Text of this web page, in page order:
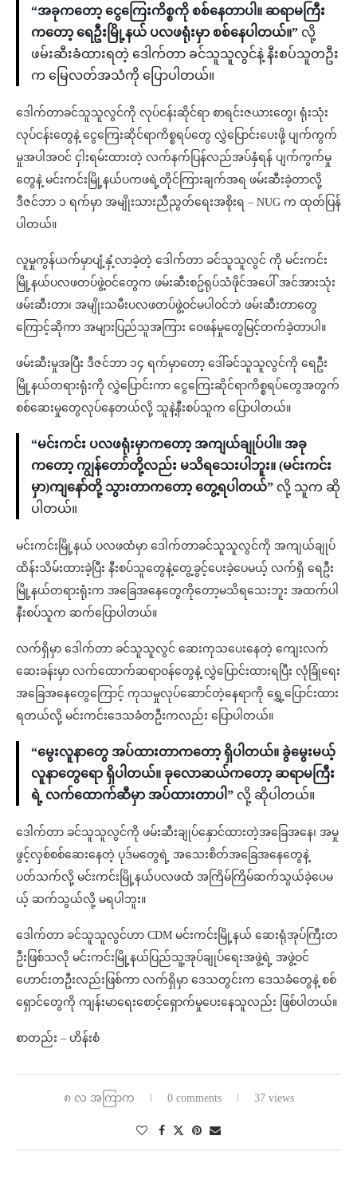
“အခုကတော့ ငွေကြေးကိစ္စကို စစ်နေတာပါ။ ဆရာမကြီး
ကတော့ ရေဦးမြို့နယ် ပလဖရုံးမှာ စစ်နေပါတယ်။” လို့
ဖမ်းဆီးခံထားရတဲ့ ဒေါက်တာ ခင်သူသူလွင်နဲ့ နီးစပ်သူတဦး
က မြေလတ်အသံကို ပြောပါတယ်။
ဒေါက်တာခင်သူသူလွင်ကို လုပ်ငန်းဆိုင်ရာ စာရင်းဇယားတွေ၊ ရုံးသုံး
လုပ်ငန်းတွေနဲ့ ငွေကြေးဆိုင်ရာကိစ္စရပ်တွေ လွှဲပြောင်းပေးဖို့ ပျက်ကွက်
မှုအပါအဝင် ငှါးရမ်းထားတဲ့ လက်နက်ပြန်လည်အပ်နှံရန် ပျက်ကွက်မှု
တွေနဲ့ မင်းကင်းမြို့နယ်ပကဖရဲ့တိုင်ကြားချက်အရ ဖမ်းဆီးခဲ့တာလို့
ဒီဇင်ဘာ ၁ ရက်မှာ အမျိုးသားညီညွတ်ရေးအစိုးရ – NUG က ထုတ်ပြန်
ပါတယ်။
လူမှုကွန်ယက်မှာပျံ့နှံ့လာခဲ့တဲ့ ဒေါက်တာ ခင်သူသူလွင် ကို မင်းကင်း
မြို့နယ်ပလဖတပ်ဖွဲ့ဝင်တွေက ဖမ်းဆီးစဥ်ရုပ်သံဖိုင်အပေါ် အင်အားသုံး
ဖမ်းဆီးတာ၊ အမျိုးသမီးပလဖတပ်ဖွဲ့ဝင်မပါဝင်ဘဲ ဖမ်းဆီးတာတွေ
ကြောင့်ဆိုကာ အများပြည်သူအကြား ဝေဖန်မှုတွေမြင့်တက်ခဲ့တာပါ။
ဖမ်းဆီးမှုအပြီး ဒီဇင်ဘာ ၁၄ ရက်မှာတော့ ဒေါ်ခင်သူသူလွင်ကို ရေဦး
မြို့နယ်တရားရုံးကို လွှဲပြောင်းကာ ငွေကြေးဆိုင်ရာကိစ္စရပ်တွေအတွက်
စစ်ဆေးမှုတွေလုပ်နေတယ်လို့ သူနဲ့နီးစပ်သူက ပြောပါတယ်။
“မင်းကင်း ပလဖရုံးမှာကတော့ အကျယ်ချုပ်ပါ။ အခု
ကတော့ ကျွန်တော်တို့လည်း မသိရသေးပါဘူး။ (မင်းကင်း
မှာ)ကျနော်တို့ သွားတာကတော့ တွေ့ရပါတယ်” လို့ သူက ဆို
ပါတယ်။
မင်းကင်းမြို့နယ် ပလဖထံမှာ ဒေါက်တာခင်သူသူလွင်ကို အကျယ်ချုပ်
ထိန်းသိမ်းထားခဲ့ပြီး နီးစပ်သူတွေနဲ့တွေ့ခွင့်ပေးခဲ့ပေမယ့် လက်ရှိ ရေဦး
မြို့နယ်တရားရုံးက အခြေအနေတွေကိုတော့မသိရသေးဘူး အထက်ပါ
နီးစပ်သူက ဆက်ပြောပါတယ်။
လက်ရှိမှာ ဒေါက်တာ ခင်သူသူလွင် ဆေးကုသပေးနေတဲ့ ကျေးလက်
ဆေးခန်းမှာ လက်ထောက်ဆရာဝန်တွေနဲ့ လွှဲပြောင်းထားရပြီး လုံခြုံရေး
အခြေအနေတွေကြောင့် ကုသမှုလုပ်ဆောင်တဲ့နေရာကို ရွှေ့ပြောင်းထား
ရတယ်လို့ မင်းကင်းဒေသခံတဦးကလည်း ပြောပါတယ်။
“မွေးလူနာတွေ အပ်ထားတာကတော့ ရှိပါတယ်။ ခွဲမွေးမယ့်
လူနာတွေရော ရှိပါတယ်။ ခုလောဆယ်ကတော့ ဆရာမကြီး
ရဲ့ လက်ထောက်ဆီမှာ အပ်ထားတာပါ” လို့ ဆိုပါတယ်။
ဒေါက်တာ ခင်သူသူလွင်ကို ဖမ်းဆီးချုပ်နှောင်ထားတဲ့အခြေအနေ၊ အမှု
ဖွင့်လှစ်စစ်ဆေးနေတဲ့ ပုဒ်မတွေရဲ့ အသေးစိတ်အခြေအနေတွေနဲ့
ပတ်သက်လို့ မင်းကင်းမြို့နယ်ပလဖထံ အကြိမ်ကြိမ်ဆက်သွယ်ခဲ့ပေမ
ယ့် ဆက်သွယ်လို့ မရပါဘူး။
ဒေါက်တာ ခင်သူသူလွင်ဟာ CDM မင်းကင်းမြို့နယ် ဆေးရုံအုပ်ကြီးတ
ဦးဖြစ်သလို မင်းကင်းမြို့နယ်ပြည်သူ့အုပ်ချုပ်ရေးအဖွဲ့ရဲ့ အဖွဲ့ဝင်
ဟောင်းတဦးလည်းဖြစ်ကာ လက်ရှိမှာ ဒေသတွင်းက ဒေသခံတွေနဲ့ စစ်
ရှောင်တွေကို ကျန်းမာရေးစောင့်ရှောက်မှုပေးနေသူလည်း ဖြစ်ပါတယ်။
စာတည်း – ဟိန်းစံ
၈ လ အကြာက 0 comments 37 views